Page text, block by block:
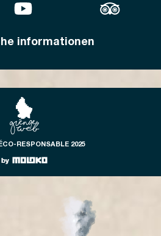
informationen
RESPONSABLE 2025